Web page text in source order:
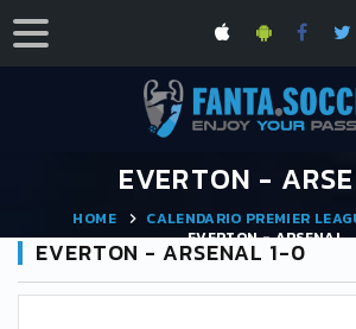
EVERTON -
HOME
CALENDARIO PREMIER
EVERTON - ARSENAL
EVERTON - ARSENAL 1-0